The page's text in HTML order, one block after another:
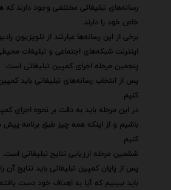
رسانه‌های تبلیغاتی مختلفی وجود دارند که
خاص خود را دارند.
برخی از این رسانه‌ها عبارتند از تلویزیون
اینترنت شبکه‌های اجتماعی و تبلیغات
پنجمین مرحله اجرای کمپین تبلیغاتی است.
پس از انتخاب رسانه‌های تبلیغاتی باید
کنیم.
در این مرحله باید به دقت بر نحوه اجرای
باشیم و از اینکه همه چیز طبق برنامه
کنیم.
ششمین مرحله ارزیابی نتایج تبلیغاتی است.
پس از پایان کمپین تبلیغاتی باید نتایج آن
باید ببینیم که آیا به اهداف خود دست